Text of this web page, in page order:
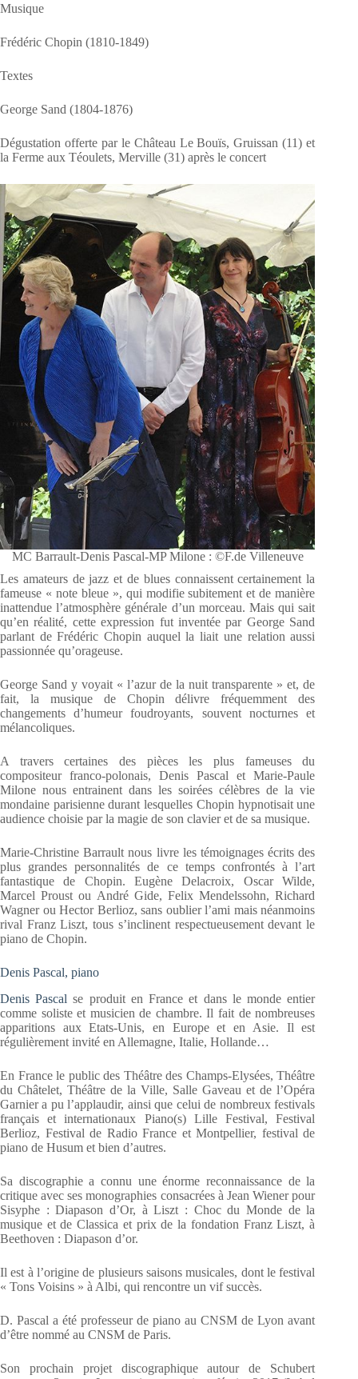
Musique
Frédéric Chopin (1810-1849)
Textes
George Sand (1804-1876)
Dégustation offerte par le Château Le Bouïs, Gruissan (11) et
la Ferme aux Téoulets, Merville (31) après le concert
MC Barrault-Denis Pascal-MP Milone : ©F.de Villeneuve
Les amateurs de jazz et de blues connaissent certainement la
fameuse « note bleue », qui modifie subitement et de manière
inattendue l’atmosphère générale d’un morceau. Mais qui sait
qu’en réalité, cette expression fut inventée par George Sand
parlant de Frédéric Chopin auquel la liait une relation aussi
passionnée qu’orageuse.
George Sand y voyait « l’azur de la nuit transparente » et, de
fait, la musique de Chopin délivre fréquemment des
changements d’humeur foudroyants, souvent nocturnes et
mélancoliques.
A travers certaines des pièces les plus fameuses du
compositeur franco-polonais, Denis Pascal et Marie-Paule
Milone nous entrainent dans les soirées célèbres de la vie
mondaine parisienne durant lesquelles Chopin hypnotisait une
audience choisie par la magie de son clavier et de sa musique.
Marie-Christine Barrault nous livre les témoignages écrits des
plus grandes personnalités de ce temps confrontés à l’art
fantastique de Chopin. Eugène Delacroix, Oscar Wilde,
Marcel Proust ou André Gide, Felix Mendelssohn, Richard
Wagner ou Hector Berlioz, sans oublier l’ami mais néanmoins
rival Franz Liszt, tous s’inclinent respectueusement devant le
piano de Chopin.
Denis Pascal, piano
Denis Pascal se produit en France et dans le monde entier
comme soliste et musicien de chambre. Il fait de nombreuses
apparitions aux Etats-Unis, en Europe et en Asie. Il est
régulièrement invité en Allemagne, Italie, Hollande…
En France le public des Théâtre des Champs-Elysées, Théâtre
du Châtelet, Théâtre de la Ville, Salle Gaveau et de l’Opéra
Garnier a pu l’applaudir, ainsi que celui de nombreux festivals
français et internationaux Piano(s) Lille Festival, Festival
Berlioz, Festival de Radio France et Montpellier, festival de
piano de Husum et bien d’autres.
Sa discographie a connu une énorme reconnaissance de la
critique avec ses monographies consacrées à Jean Wiener pour
Sisyphe : Diapason d’Or, à Liszt : Choc du Monde de la
musique et de Classica et prix de la fondation Franz Liszt, à
Beethoven : Diapason d’or.
Il est à l’origine de plusieurs saisons musicales, dont le festival
« Tons Voisins » à Albi, qui rencontre un vif succès.
D. Pascal a été professeur de piano au CNSM de Lyon avant
d’être nommé au CNSM de Paris.
Son prochain projet discographique autour de Schubert